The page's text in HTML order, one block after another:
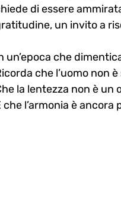
di essere
un invito a
un’epoca che
che l’uomo non
la lentezza non è un
che l’armonia è